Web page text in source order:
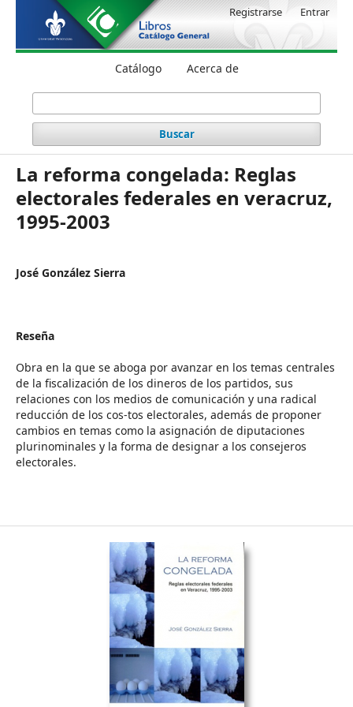
Catálogo Acerca de
Buscar
Registrarse Entrar
La reforma congelada: Reglas
electorales federales en veracruz,
1995-2003
José González Sierra
Reseña
Obra en la que se aboga por avanzar en los temas centrales
de la fiscalización de los dineros de los partidos, sus
relaciones con los medios de comunicación y una radical
reducción de los cos-tos electorales, además de proponer
cambios en temas como la asignación de diputaciones
plurinominales y la forma de designar a los consejeros
electorales.